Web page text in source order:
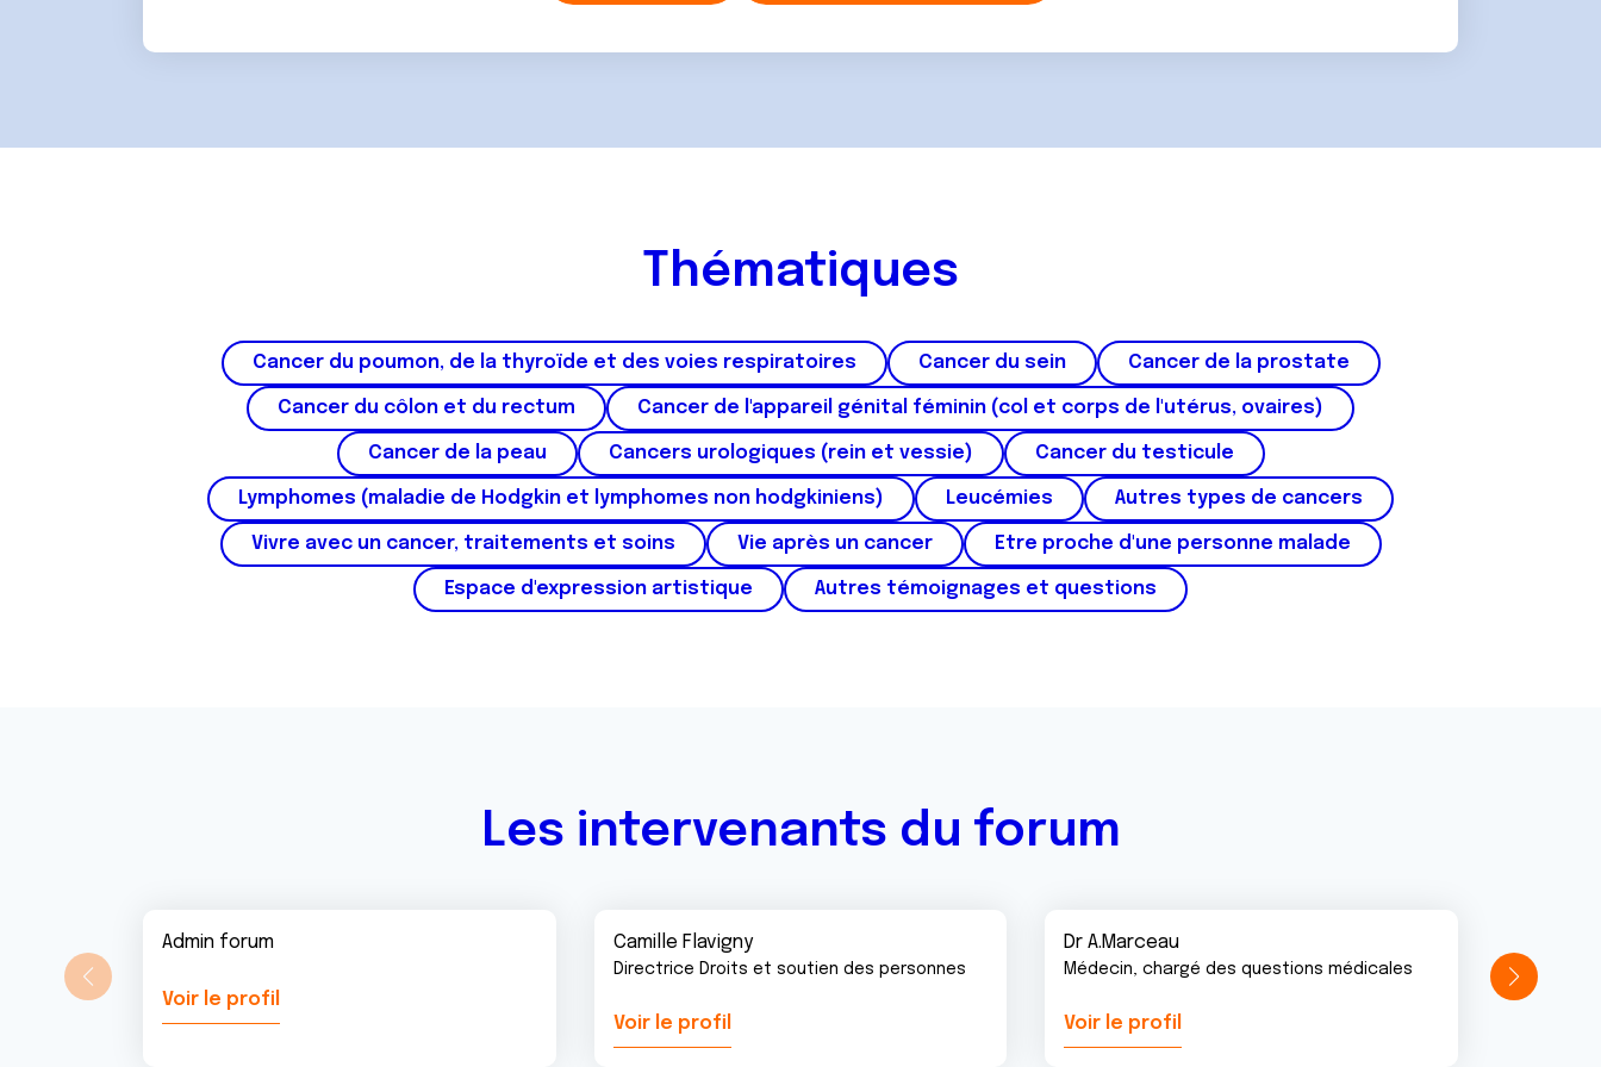
Thématiques
Cancer du poumon, de la thyroïde et des voies respiratoires Cancer du sein Cancer de la prostate
Cancer du côlon et du rectum Cancer de l'appareil génital féminin (col et corps de l'utérus, ovaires)
Cancer de la peau Cancers urologiques (rein et vessie) Cancer du testicule
Lymphomes (maladie de Hodgkin et lymphomes non hodgkiniens) Leucémies Autres types de cancers
Vivre avec un cancer, traitements et soins Vie après un cancer Etre proche d'une personne malade
Espace d'expression artistique Autres témoignages et questions
Les intervenants du forum
Admin forum
Voir le profil
Camille Flavigny
Directrice Droits et soutien des personnes
Voir le profil
Dr A.Marceau
Médecin, chargé des questions médicales
Voir le profil